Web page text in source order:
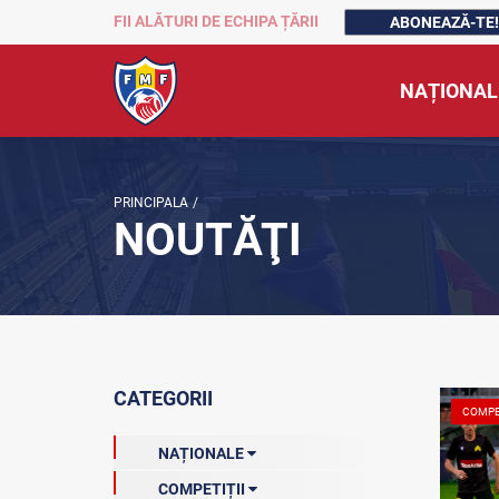
FII ALĂTURI DE ECHIPA ȚĂRII ABONEAZĂ-TE!
PRINCIPALA /
NOUTĂŢI
CATEGORII
NAȚIONALE
COMPETIȚII